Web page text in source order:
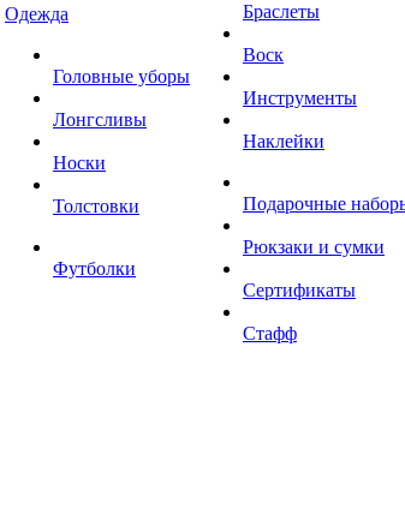
Одежда
Головные уборы
Лонгсливы
Носки
Толстовки
Футболки
Браслеты
Воск
Инструменты
Наклейки
Подарочные
Рюкзаки и сумки
Сертификаты
Стафф